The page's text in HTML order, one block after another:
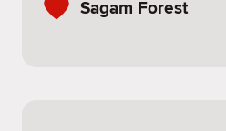
Sagam Forest